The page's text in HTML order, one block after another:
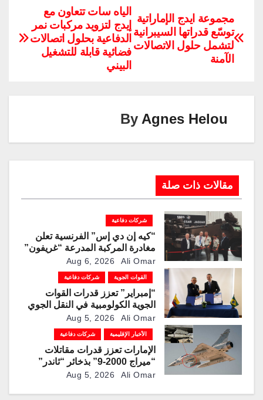
e
b
o
at
s
A
tt
er
er
e
st
ail
e
gr
a
k
e
dI
p
y
Li
الياه سات تتعاون مع
إيدج لتزويد مركبات نمر
الدفاعية بحلول اتصالات
فضائية قابلة للتشغيل
البيني
مجموعة ايدج الإماراتية
توسّع قدراتها السيبرانية
لتشمل حلول الاتصالات
الآمنة
By Agnes Helou
مقالات ذات صلة
شركات دفاعية
“كيه إن دي إس” الفرنسية تعلن
مغادرة المركبة المدرعة “غريفون”
رقم 1000 لخط الإنتاج
Aug 6, 2026 Ali Omar
القوات الجوية شركات دفاعية
“إمبراير” تعزز قدرات القوات
الجوية الكولومبية في النقل الجوي
والتزوّد بالوقود جوًا من خلال
تزويدها بطائرتي “كيه سي-390
ميلينيوم”
Aug 5, 2026 Ali Omar
الأخبار الإقليمية شركات دفاعية
الإمارات تعزز قدرات مقاتلات
“ميراج 2000-9” بذخائر “ثاندر”
الذكية المطورة محليًا
Aug 5, 2026 Ali Omar